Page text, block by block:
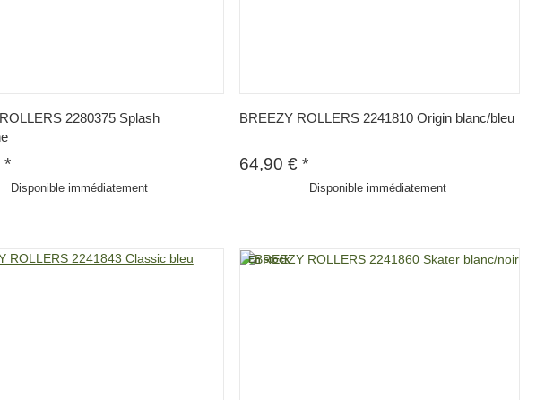
2280375 Splash
*
Disponible immédiatement
BREEZY ROLLERS 2241810 Origin blanc/bleu
64,90 €*
Disponible immédiatement
En stock